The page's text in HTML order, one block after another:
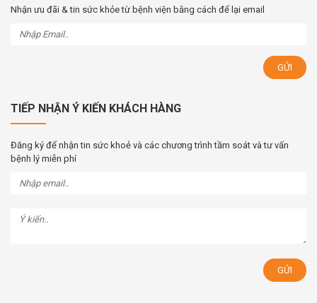
Nhận ưu đãi & tin sức khỏe từ bệnh viện bằng cách để lại email
TIẾP NHẬN Ý KIẾN KHÁCH HÀNG
Đăng ký để nhận tin sức khoẻ và các chương trình tầm soát và tư vấn
bệnh lý miễn phí